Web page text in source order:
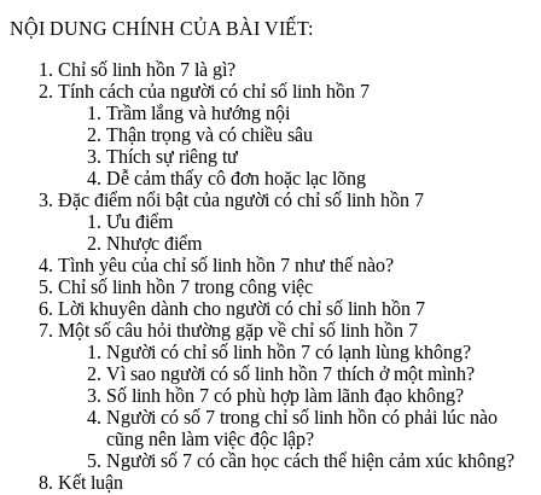
NỘI DUNG CHÍNH CỦA BÀI VIẾT:
Chỉ số linh hồn 7 là gì?
Tính cách của người có chỉ số linh hồn 7
Trầm lắng và hướng nội
Thận trọng và có chiều sâu
Thích sự riêng tư
Dễ cảm thấy cô đơn hoặc lạc lõng
Đặc điểm nổi bật của người có chỉ số linh hồn 7
Ưu điểm
Nhược điểm
Tình yêu của chỉ số linh hồn 7 như thế nào?
Chỉ số linh hồn 7 trong công việc
Lời khuyên dành cho người có chỉ số linh hồn 7
Một số câu hỏi thường gặp về chỉ số linh hồn 7
Người có chỉ số linh hồn 7 có lạnh lùng không?
Vì sao người có số linh hồn 7 thích ở một mình?
Số linh hồn 7 có phù hợp làm lãnh đạo không?
Người có số 7 trong chỉ số linh hồn có phải lúc nào
cũng nên làm việc độc lập?
Người số 7 có cần học cách thể hiện cảm xúc không?
Kết luận